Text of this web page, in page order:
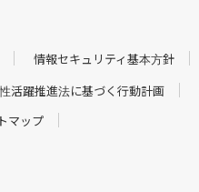
情報セキュリティ基本方針
活躍推進法に基づく行動計画
マップ